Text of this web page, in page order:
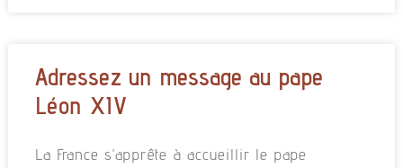
Adressez un message au pape
Léon XIV
La France s’apprête à accueillir le pape